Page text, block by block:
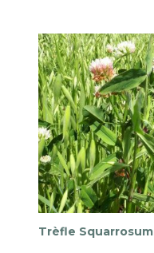
Trèfle Squarrosum